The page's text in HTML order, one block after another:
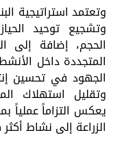
وتعتمد استراتيجية
وتشجيع توحيد
الحجم، إضافة إلى
المتجددة داخل
الجهود في تحسين
وتقليل استهلاك
يعكس التزاماً عملياً
الزراعة إلى نشاط